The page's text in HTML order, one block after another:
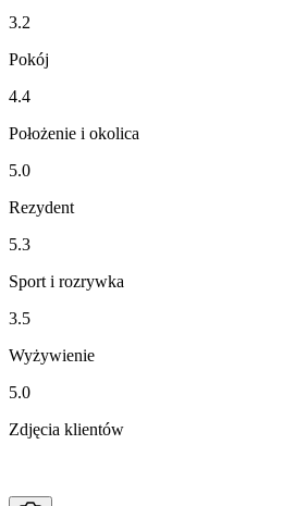
3.2
Pokój
4.4
Położenie i okolica
5.0
Rezydent
5.3
Sport i rozrywka
3.5
Wyżywienie
5.0
Zdjęcia klientów